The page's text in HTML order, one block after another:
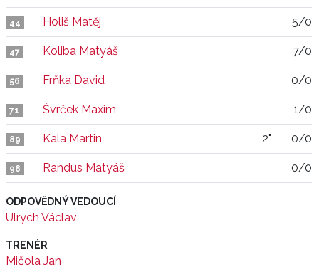
44 Holiš Matěj 5/0
47 Koliba Matyáš 7/0
56 Frňka David 0/0
71 Švrček Maxim 1/0
89 Kala Martin 2" 0/0
98 Randus Matyáš 0/0
ODPOVĚDNÝ VEDOUCÍ
Ulrych Václav
TRENÉR
Mičola Jan